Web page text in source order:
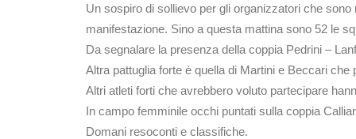
Un sospiro di sollievo per gli organizzatori che
manifestazione. Sino a questa mattina sono 52 le
Da segnalare la presenza della coppia Pedrini –
Altra pattuglia forte è quella di Martini e Beccari
Altri atleti forti che avrebbero voluto partecipare
In campo femminile occhi puntati sulla coppia
Domani resoconti e classifiche.